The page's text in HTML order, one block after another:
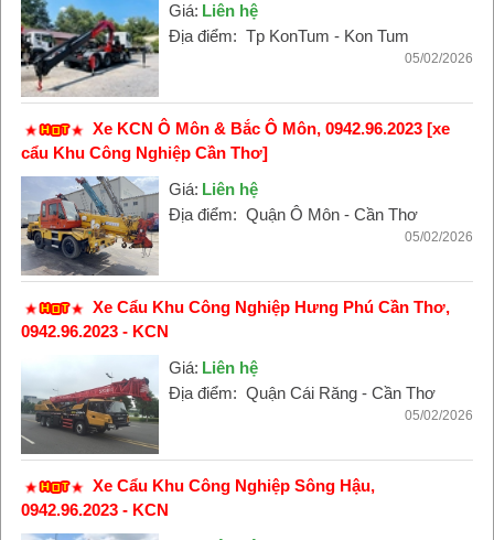
Giá: Liên hệ
Địa điểm: Tp KonTum - Kon Tum
05/02/2026
Xe KCN Ô Môn & Bắc Ô Môn, 0942.96.2023 [xe
cẩu Khu Công Nghiệp Cần Thơ]
Giá: Liên hệ
Địa điểm: Quận Ô Môn - Cần Thơ
05/02/2026
Xe Cẩu Khu Công Nghiệp Hưng Phú Cần Thơ,
0942.96.2023 - KCN
Giá: Liên hệ
Địa điểm: Quận Cái Răng - Cần Thơ
05/02/2026
Xe Cẩu Khu Công Nghiệp Sông Hậu,
0942.96.2023 - KCN